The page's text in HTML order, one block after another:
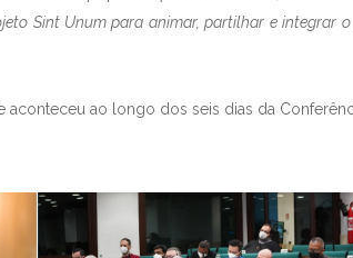
Sint Unum para animar, partilhar e integrar
ao longo dos seis dias da